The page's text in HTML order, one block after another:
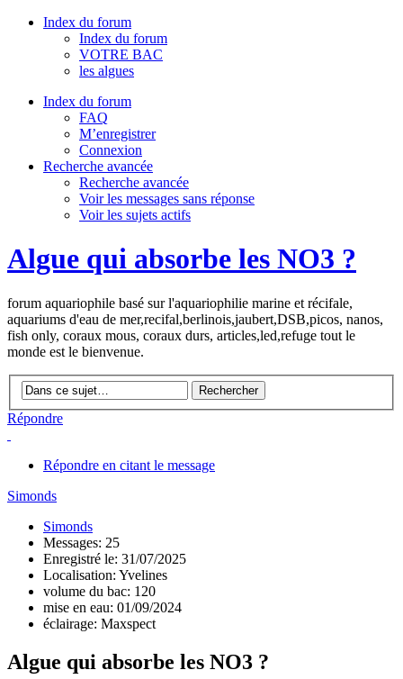
Index du forum
Index du forum
VOTRE BAC
les algues
Index du forum
FAQ
M’enregistrer
Connexion
Recherche avancée
Recherche avancée
Voir les messages sans réponse
Voir les sujets actifs
Algue qui absorbe les NO3 ?
forum aquariophile basé sur l'aquariophilie marine et récifale,
aquariums d'eau de mer,recifal,berlinois,jaubert,DSB,picos, nanos,
fish only, coraux mous, coraux durs, articles,led,refuge tout le
monde est le bienvenue.
Répondre
Répondre en citant le message
Simonds
Simonds
Messages: 25
Enregistré le: 31/07/2025
Localisation: Yvelines
volume du bac: 120
mise en eau: 01/09/2024
éclairage: Maxspect
Algue qui absorbe les NO3 ?